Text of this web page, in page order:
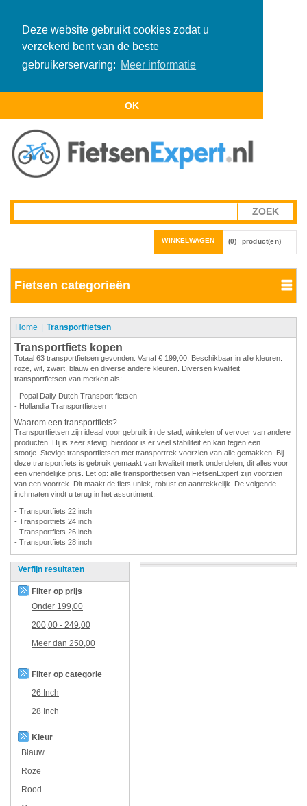
Deze website gebruikt cookies zodat u
verzekerd bent van de beste
gebruikerservaring: Meer informatie
OK
WINKELWAGEN (0) product(en)
Fietsen categorieën
Home Transportfietsen
Transportfiets kopen
Totaal 63 transportfietsen gevonden. Vanaf € 199,00. Beschikbaar in alle kleuren:
roze, wit, zwart, blauw en diverse andere kleuren. Diversen kwaliteit
transportfietsen van merken als:
- Popal Daily Dutch Transport fietsen
- Hollandia Transportfietsen
Waarom een transportfiets?
Transportfietsen zijn ideaal voor gebruik in de stad, winkelen of vervoer van andere
producten. Hij is zeer stevig, hierdoor is er veel stabiliteit en kan tegen een
stootje. Stevige transportfietsen met transportrek voorzien van alle gemakken. Bij
deze transportfiets is gebruik gemaakt van kwaliteit merk onderdelen, dit alles voor
een vriendelijke prijs. Let op: alle transportfietsen van FietsenExpert zijn voorzien
van een voorrek. Dit maakt de fiets uniek, robust en aantrekkelijk. De volgende
inchmaten vindt u terug in het assortiment:
- Transportfiets 22 inch
- Transportfiets 24 inch
- Transportfiets 26 inch
- Transportfiets 28 inch
Verfijn resultaten
Filter op prijs
Onder 199,00
200,00 - 249,00
Meer dan 250,00
Filter op categorie
26 Inch
28 Inch
Kleur
Blauw
Roze
Rood